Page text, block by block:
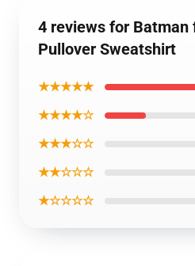
4 reviews for Batman
Pullover Sweatshirt
★★★★★
★★★★☆
★★★☆☆
★★☆☆☆
★☆☆☆☆